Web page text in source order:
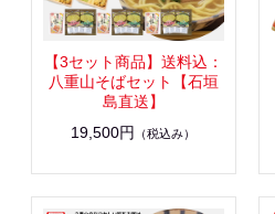
【3セット商品】送料込：
八重山そばセット【石垣
島直送】
19,500円
（税込み）